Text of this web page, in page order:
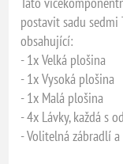
postavit sadu
obsahující:
- 1x Velká plošina
- 1x Vysoká plošina
- 1x Malá plošina
- 4x Lávky, každá s
- Volitelná zábradlí